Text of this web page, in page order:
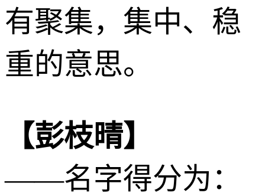
有聚集，集中、稳
重的意思。
【彭枝晴】
——名字得分为：